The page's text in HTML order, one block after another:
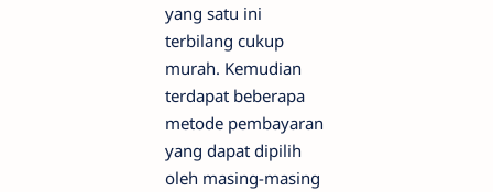
yang satu ini
terbilang cukup
murah. Kemudian
terdapat beberapa
metode pembayaran
yang dapat dipilih
oleh masing-masing